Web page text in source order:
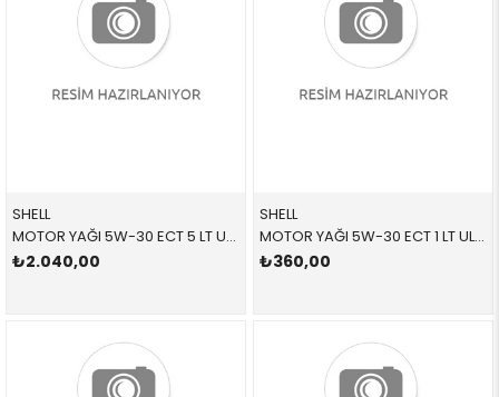
SHELL
MOTOR YAĞI 5W-30 ECT 5 LT ULTRAECT530,550058158 83210144452 83210144452 E46,E53,E60,E61,E63,E64,E65,E66,E70,E71,E72,E81,E8 LL04 5 LİTRE
₺2.040,00
SHELL
MOTOR YAĞI 5W-30 ECT 1 LT ULTRAECT530,550063484 83212365933 83212365933 E46,E53,E60,E61,E63,E64,E65,E66,E70,E71,E72,E81,E8 LL04 1 LİTRE
₺360,00